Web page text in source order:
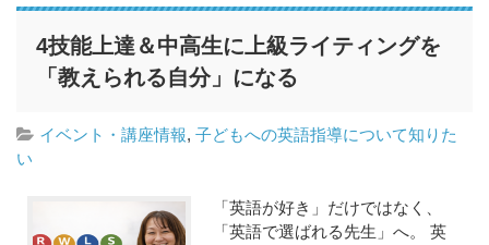
4技能上達＆中高生に上級ライティングを
「教えられる自分」になる
イベント・講座情報,子どもへの英語指導について知りた
い
「英語が好き」だけではなく、
「英語で選ばれる先生」へ。 英